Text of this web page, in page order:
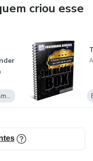
junto a sua
estratégias de
objetivo claro de
criou esse
Empreendedorismo Digital